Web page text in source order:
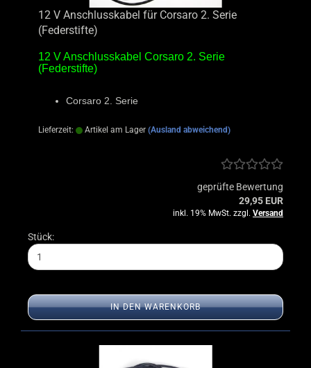
12 V Anschlusskabel für Corsaro 2. Serie
(Federstifte)
12 V Anschlusskabel Corsaro 2. Serie
(Federstifte)
Corsaro 2. Serie
Lieferzeit: Artikel am Lager (Ausland abweichend)
geprüfte Bewertung
29,95 EUR
inkl. 19% MwSt. zzgl. Versand
Stück:
IN DEN WARENKORB